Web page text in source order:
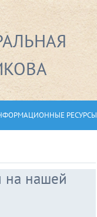
РЕСУРСЫ
на нашей